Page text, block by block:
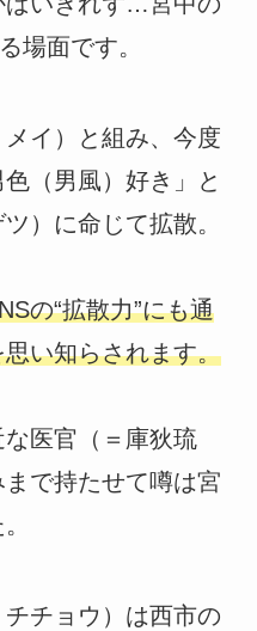
場面です。
イ）と組み、今度
（男風）好き」と
）に命じて拡散。
の“拡散力”にも通
い知らされます。
医官（＝庫狄琉
で持たせて噂は宮
チョウ）は西市の